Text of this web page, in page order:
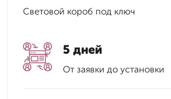
Световой короб под ключ
5 дней
От заявки до установки